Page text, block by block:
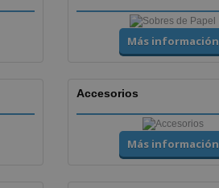
Más información
Accesorios
Más información